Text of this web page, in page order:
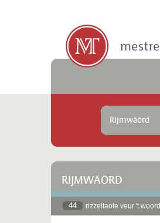
Rijmwäörd
RIJMWÄÖRD
44 rizzeltaote veur 't woord